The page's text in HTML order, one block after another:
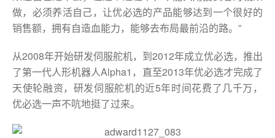
做，必须养活自己，让优必选的产品能够达到一个很好的
销售额，拥有自造血能力，能够去布局最前沿的路。”
从2008年开始研发伺服舵机，到2012年成立优必选，推出
了第一代人形机器人Alpha1，直至2013年优必选才完成了
天使轮融资，研发伺服舵机的近5年时间花费了几千万，
优必选一声不吭地挺了过来。